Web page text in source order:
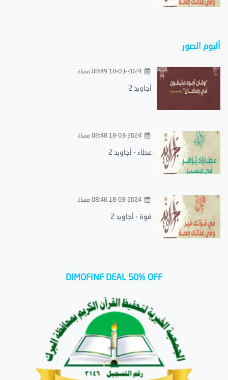
ألبوم الصور
18-03-2024 08:49 مساءً
أجاويد 2
18-03-2024 08:48 مساءً
عطاء - أجاويد 2
18-03-2024 08:46 مساءً
قوة - أجاويد 2
DIMOFINF DEAL 50% OFF